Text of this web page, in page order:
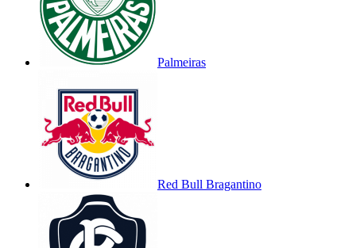
Palmeiras
Red Bull Bragantino